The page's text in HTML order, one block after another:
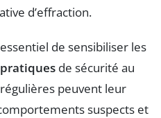
d’effraction.
de sensibiliser les
de sécurité au
peuvent leur
suspects et